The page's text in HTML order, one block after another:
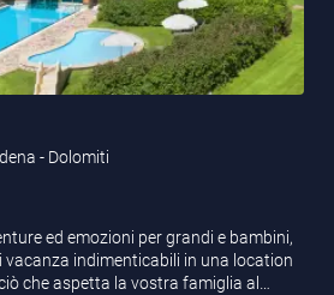
- Dolomiti
ed emozioni per grandi e bambini,
vacanza indimenticabili in una location
che aspetta la vostra famiglia al…